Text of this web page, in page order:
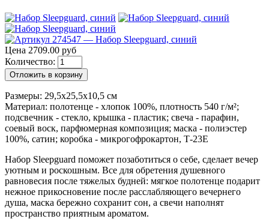
Цена 2709.00 руб
Количество:
Отложить в корзину
Размеры: 29,5х25,5х10,5 см
Материал: полотенце - хлопок 100%, плотность 540 г/м²;
подсвечник - стекло, крышка - пластик; свеча - парафин,
соевый воск, парфюмерная композиция; маска - полиэстер
100%, сатин; коробка - микрогофрокартон, Т-23Е
Набор Sleepguard поможет позаботиться о себе, сделает вечер
уютным и роскошным. Все для обретения душевного
равновесия после тяжелых будней: мягкое полотенце подарит
нежное прикосновение после расслабляющего вечернего
душа, маска бережно сохранит сон, а свечи наполнят
пространство приятным ароматом.